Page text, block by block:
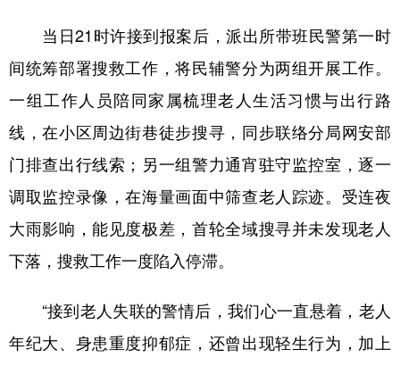
浙江 安徽 福建 江西
山东 河南 湖北 湖南
广东 广西 海南 重庆
四川 贵州 云南 西藏
陕西 甘肃 青海 宁夏
English Español Français عربى
当日21时许接到报案后，派出所带班民警第一时
间统筹部署搜救工作，将民辅警分为两组开展工作。
一组工作人员陪同家属梳理老人生活习惯与出行路
线，在小区周边街巷徒步搜寻，同步联络分局网安部
门排查出行线索；另一组警力通宵驻守监控室，逐一
调取监控录像，在海量画面中筛查老人踪迹。受连夜
大雨影响，能见度极差，首轮全域搜寻并未发现老人
下落，搜救工作一度陷入停滞。
“接到老人失联的警情后，我们心一直悬着，老人
年纪大、身患重度抑郁症，还曾出现轻生行为，加上